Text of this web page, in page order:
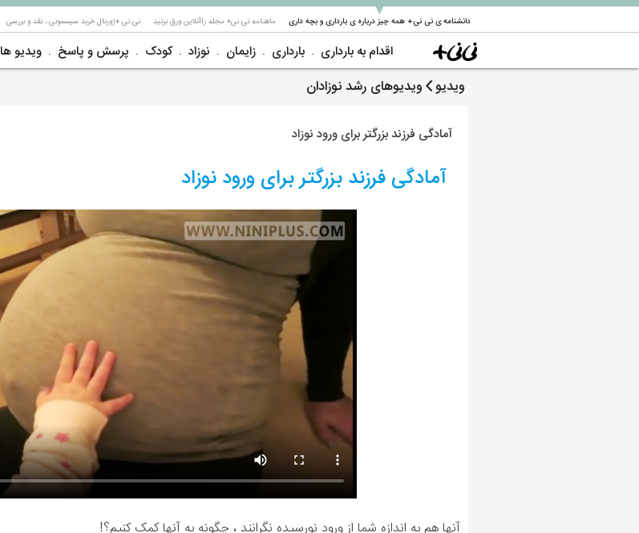
دانشنامه ی نی نی+ همه چیز درباره ی بارداری و بچه داری
▼ ماهنامه نی نی+ مجله راآنلاین ورق بزنید نی نی +ژورنال خربد سیسمونی ، نقد و بررسی
اقدام به بارداری بارداری زایمان نوزاد کودک پرسش و پاسخ ویدیو ها
ویدیو ویدیوهای رشد نوزادان
آمادگی فرزند بزرگتر برای ورود نوزاد
آمادگی فرزند بزرگتر برای ورود نوزاد
آنها هم به اندازه شما از ورود نورسیده نگرانند ، چگونه به آنها کمک کنیم؟!